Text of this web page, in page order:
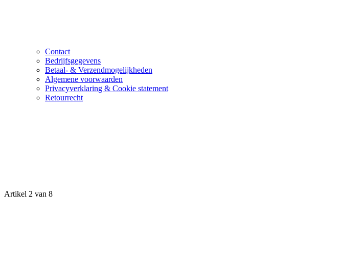
Contact
Bedrijfsgegevens
Betaal- & Verzendmogelijkheden
Algemene voorwaarden
Privacyverklaring & Cookie statement
Retourrecht
Artikel 2 van 8